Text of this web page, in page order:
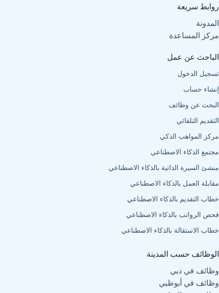
روابط سريعة
المدونة
مركز المساعدة
الباحث عن عمل
تسجيل الدخول
إنشاء حساب
البحث عن وظائف
التقديم التلقائي
مركز المواهب الذكي
مجتمع الذكاء الاصطناعي
منشئ السيرة الذاتية بالذكاء الاصطناعي
مقابلة العمل بالذكاء الاصطناعي
خطاب التقديم بالذكاء الاصطناعي
فحص الرواتب بالذكاء الاصطناعي
خطاب الاستقالة بالذكاء الاصطناعي
الوظائف حسب المدينة
وظائف في دبي
وظائف في أبوظبي